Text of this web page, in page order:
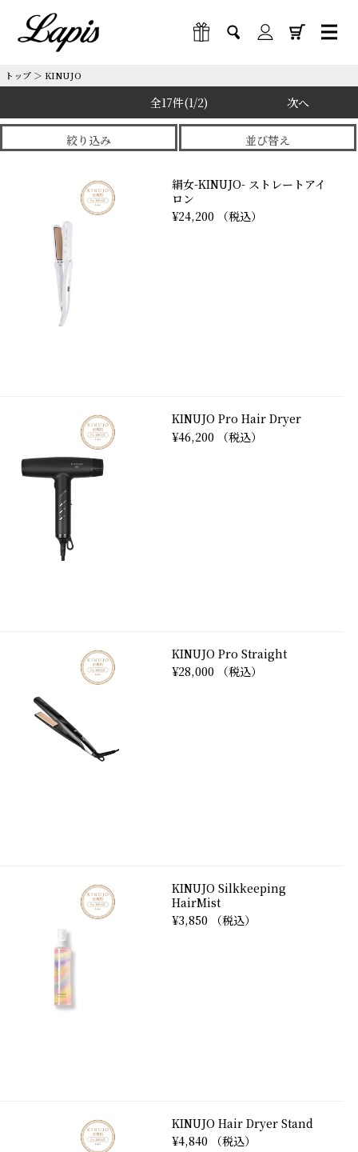
トップ ＞ KINUJO
全17件(1/2) 次へ
絞り込み 並び替え
絹女-KINUJO- ストレートアイ
ロン
¥24,200 （税込）
KINUJO Pro Hair Dryer
¥46,200 （税込）
KINUJO Pro Straight
¥28,000 （税込）
KINUJO Silkkeeping
HairMist
¥3,850 （税込）
KINUJO Hair Dryer Stand
¥4,840 （税込）